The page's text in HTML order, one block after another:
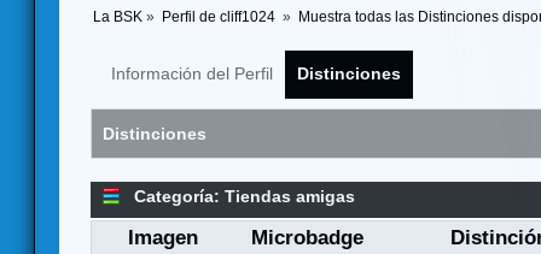
La BSK » Perfil de cliff1024 » Muestra todas las Distinciones
Información del Perfil Distinciones
Distinciones
Categoría: Tiendas amigas
Imagen Microbadge